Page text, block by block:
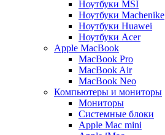
Ноутбуки MSI
Ноутбуки Machenike
Ноутбуки Huawei
Ноутбуки Acer
Apple MacBook
MacBook Pro
MacBook Air
MacBook Neo
Компьютеры и мониторы
Мониторы
Системные блоки
Apple Mac mini